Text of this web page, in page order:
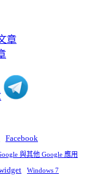
Facebook
與其他 Google 應用
Windows 7